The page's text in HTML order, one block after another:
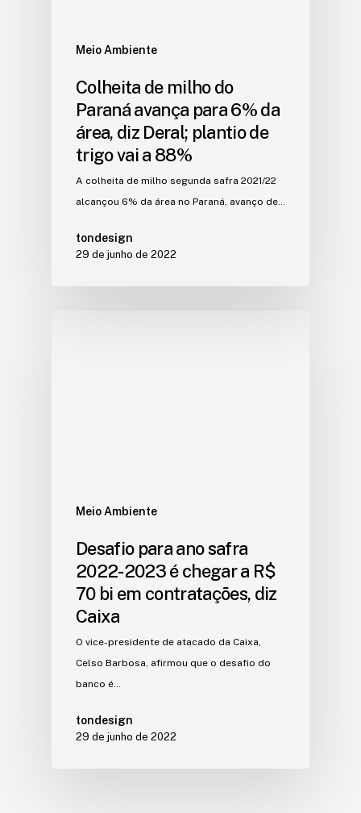
Meio Ambiente
Colheita de milho do
Paraná avança para 6% da
área, diz Deral; plantio de
trigo vai a 88%
A colheita de milho segunda safra 2021/22
alcançou 6% da área no Paraná, avanço de…
tondesign
29 de junho de 2022
Meio Ambiente
Desafio para ano safra
2022-2023 é chegar a R$
70 bi em contratações, diz
Caixa
O vice-presidente de atacado da Caixa,
Celso Barbosa, afirmou que o desafio do
banco é…
tondesign
29 de junho de 2022